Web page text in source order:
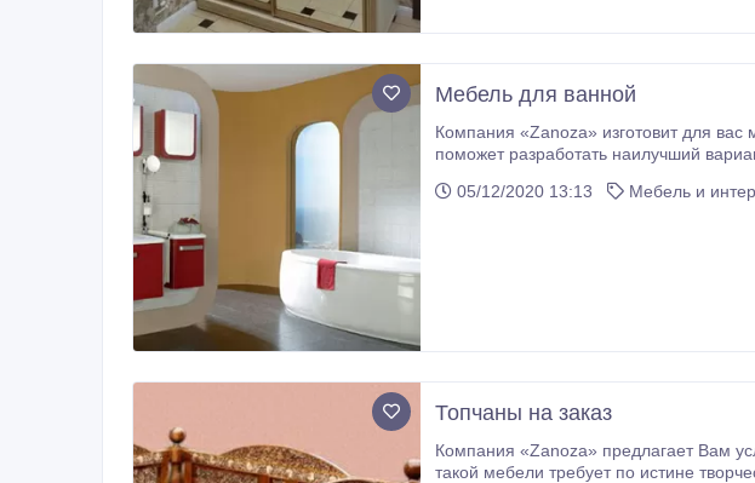
Мебель для ванной
Компания «Zanoza» изготовит для вас мебель для
поможет разработать наилучший вариант мебели, который будет вписываться в интерьер
05/12/2020 13:13
Мебель и
Топчаны на заказ
Компания «Zanoza» предлагает Вам
такой мебели требует по истине творческого подхода, учитывая вкусы и предпочтения каждого Заказчика. Изготовим на заказ